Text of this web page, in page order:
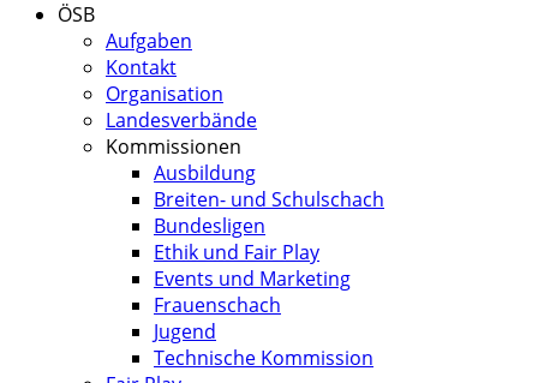
ÖSB
Aufgaben
Kontakt
Organisation
Landesverbände
Kommissionen
Ausbildung
Breiten- und Schulschach
Bundesligen
Ethik und Fair Play
Events und Marketing
Frauenschach
Jugend
Technische Kommission